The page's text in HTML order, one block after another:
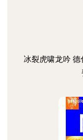
冰裂虎啸龙吟